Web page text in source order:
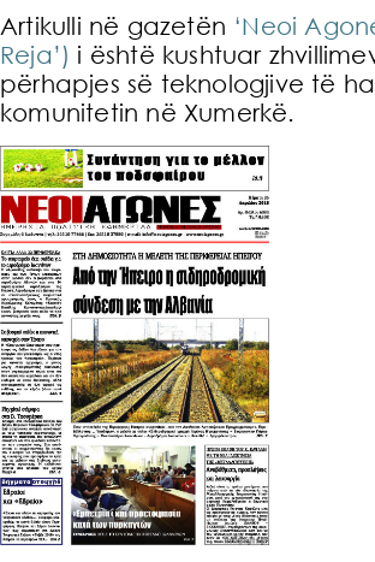
Artikulli në gazetën ‘Neoi
Reja’) i është kushtuar
përhapjes së teknologjive të
komunitetin në Xumerkë.